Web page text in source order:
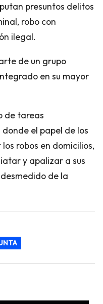
presuntos delitos
robo con
ilegal.
de un grupo
en su mayor
de tareas
el papel de los
robos en domicilios,
y apalizar a sus
de la